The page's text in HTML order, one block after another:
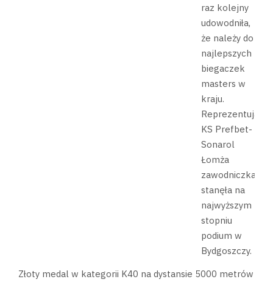
raz kolejny
udowodniła,
że należy do
najlepszych
biegaczek
masters w
kraju.
Reprezentująca
KS Prefbet-
Sonarol
Łomża
zawodniczka
stanęła na
najwyższym
stopniu
podium w
Bydgoszczy.
Złoty medal w kategorii K40 na dystansie 5000 metrów